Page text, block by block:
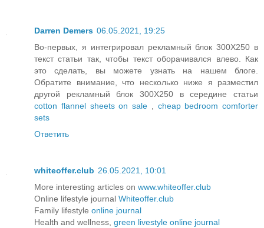
Darren Demers 06.05.2021, 19:25
Во-первых, я интегрировал рекламный блок 300Х250 в
текст статьи так, чтобы текст оборачивался влево. Как
это сделать, вы можете узнать на нашем блоге.
Обратите внимание, что несколько ниже я разместил
другой рекламный блок 300Х250 в середине статьи
cotton flannel sheets on sale
cheap bedroom comforter
sets
Ответить
whiteoffer.club 26.05.2021, 10:01
More interesting articles on www.whiteoffer.club
Online lifestyle journal Whiteoffer.club
Family lifestyle online journal
Health and wellness, green livestyle online journal